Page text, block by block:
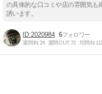
の具体的な口コミや店の雰囲気も
誘います。
2020984 6
週間IN:24 週間OUT:72 月間IN: